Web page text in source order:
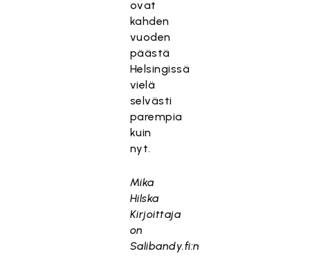
ovat
kahden
vuoden
päästä
Helsingissä
vielä
selvästi
parempia
kuin
nyt.
Mika
Hilska
Kirjoittaja
on
Salibandy.fi:n